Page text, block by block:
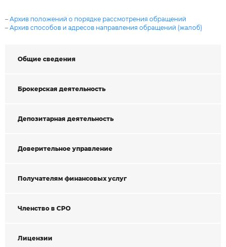
Общие сведения
Брокерская деятельность
Депозитарная деятельность
Доверительное управление
Получателям финансовых услуг
Членство в СРО
Лицензии
– Архив положений о порядке рассмотрения обращений
– Архив способов и адресов направления обращений (жалоб)